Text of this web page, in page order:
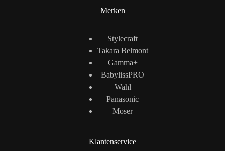
Merken
Stylecraft
Takara Belmont
Gamma+
BabylissPRO
Wahl
Panasonic
Moser
Klantenservice